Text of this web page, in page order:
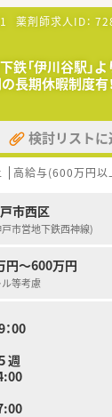
いて】
舗以上を展開する業
と充実の福利厚生を
ラダの健康」を理念
護事業も幅広く展開
えた段階別の教育
するための支援を惜
いて】
年収は430万円から
限に考慮し決定いた
ため、納得感を持って
の取得費用は会社が全
バックアップする制度
すすめポイント】
め多くの処方箋に触れ
97.6％と非常に高く
えて働ける安心感が
舗として住民の健康
々のモチベーションに
薬剤師求人ID：
鉄「伊川谷駅
長期休暇制度
検討リストに
高給与(600万円以
市西区
市営地下鉄西神線)
円～600万円
等考慮
00
週